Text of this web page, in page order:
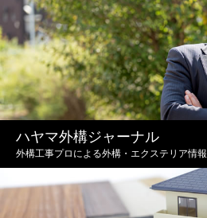
ハヤマ外構ジャーナル
外構工事プロによる外構・エクステリア情報